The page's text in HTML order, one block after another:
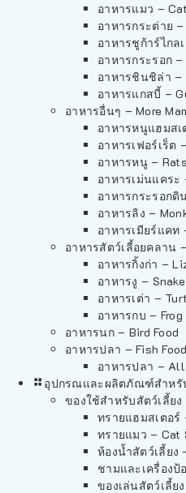
อาหารแมว –
อาหารกระต่าย
อาหารชูก้าร์ไกล
อาหารกระรอก
อาหารชินชิล่า –
อาหารแกสบี้ –
อาหารอื่นๆ – More
อาหารหนูแฮมสเ
อาหารเฟอร์เร็ต
อาหารหนู –
อาหารเม่นแคระ
อาหารกระรอกดิ
อาหารลิง –
อาหารเมียร์แคท
อาหารสัตว์เลี้อยคลาน
อาหารกิ้งก่า –
อาหารงู –
อาหารเต่า –
อาหารกบ – Frog
อาหารนก – Bird Food
อาหารปลา – Fish Food
อาหารปลา – All
อุปกรณและผลิตภัณฑ์สำหรั
ของใช้สำหรับสัตว์เลี้ยง
ทรายแฮมสเตอร์
ทรายแมว – Cat
ห้องน้ำสัตว์เลี้ยง
ชามและเครื่องป้
ของเล่นสัตว์เลี้ย